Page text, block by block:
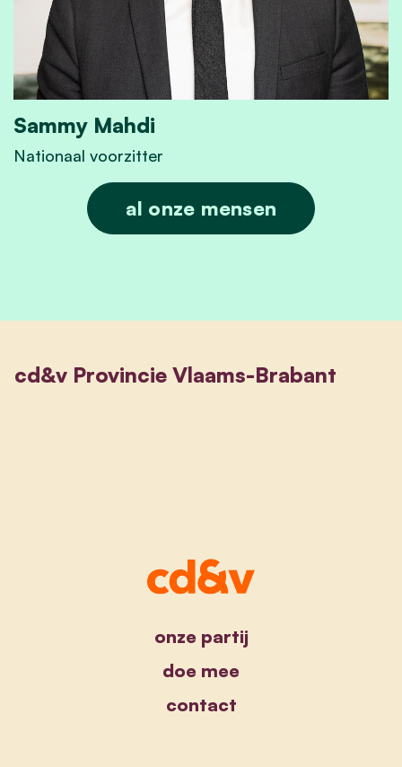
Sammy Mahdi
Nationaal voorzitter
Sammy Mahdi
al onze mensen
cd&v Provincie Vlaams-Brabant
onze partij
doe mee
contact